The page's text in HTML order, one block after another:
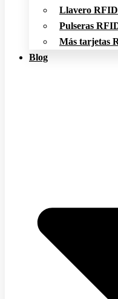
Llavero RFID
Pulseras
Más tarjetas
Blog